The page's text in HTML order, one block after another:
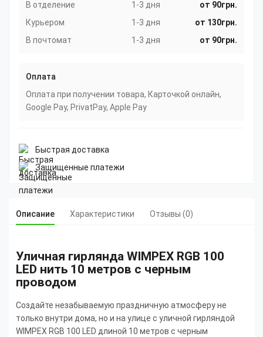
В отделение
1-3 дня
от 90грн.
Курьером
1-3 дня
от 130грн.
В почтомат
1-3 дня от 90грн.
Оплата
Оплата при получении товара, Карточкой онлайн,
Google Pay, PrivatPay, Apple Pay
Быстрая доставка
Защищенные платежи
Описание Характеристики Отзывы (0)
Уличная гирлянда WIMPEX RGB 100
LED нить 10 метров с черным
проводом
Создайте незабываемую праздничную атмосферу не
только внутри дома, но и на улице с уличной гирляндой
WIMPEX RGB 100 LED длиной 10 метров с черным